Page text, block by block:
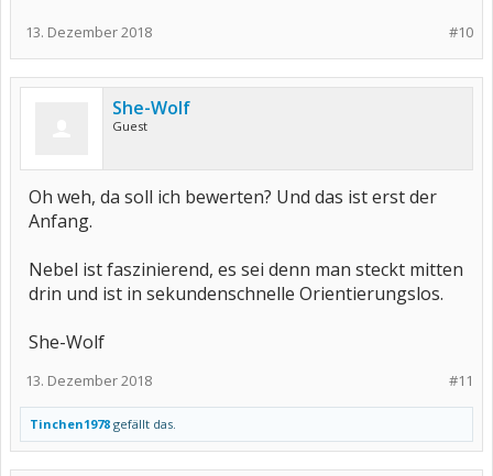
#10
13. Dezember 2018
She-Wolf
Guest
Oh weh, da soll ich bewerten? Und das ist erst der
Anfang.
Nebel ist faszinierend, es sei denn man steckt mitten
drin und ist in sekundenschnelle Orientierungslos.
She-Wolf
#11
13. Dezember 2018
Tinchen1978 gefällt das.